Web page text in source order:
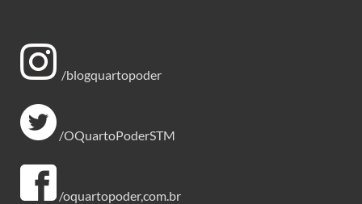
/blogquartopoder
/OQuartoPoderSTM
/oquartopoder,com.br